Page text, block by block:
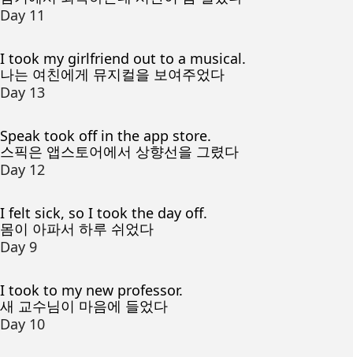
Day 11
I took my girlfriend out to a musical.
나는 여친에게 뮤지컬을 보여주었다
Day 13
Speak took off in the app store.
스픽은 앱스토어에서 상향선을 그렸다
Day 12
I felt sick, so I took the day off.
몸이 아파서 하루 쉬었다
Day 9
I took to my new professor.
새 교수님이 마음에 들었다
Day 10